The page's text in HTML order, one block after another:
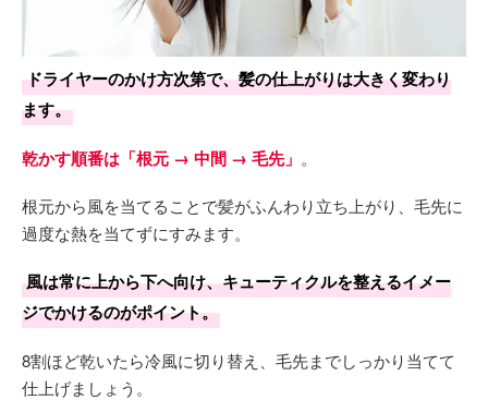
ドライヤーのかけ方次第で、髪の仕上がりは大きく変わり
ます。
乾かす順番は「根元 → 中間 → 毛先」 。
根元から風を当てることで髪がふんわり立ち上がり、毛先に
過度な熱を当てずにすみます。
風は常に上から下へ向け、キューティクルを整えるイメー
ジでかけるのがポイント。
8割ほど乾いたら冷風に切り替え、毛先までしっかり当てて
仕上げましょう。